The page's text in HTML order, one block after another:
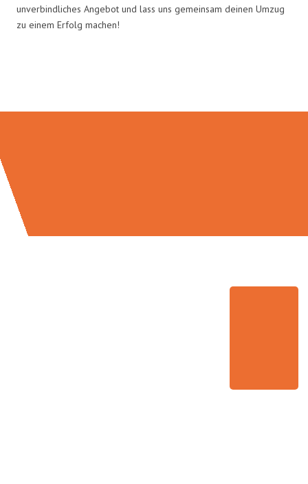
unverbindliches Angebot und lass uns gemeinsam deinen Umzug
zu einem Erfolg machen!